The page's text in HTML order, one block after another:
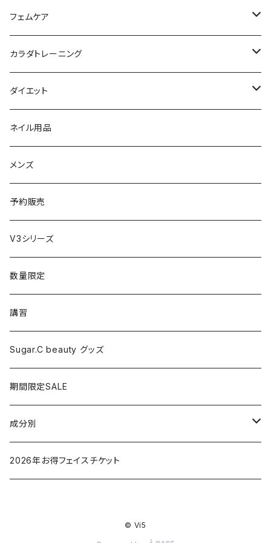
日焼け止め
パック
ボディ＆ハンドクリーム
セット販売
育毛
コーム
ヤーマン
ダイソン
リュミエリーナ
エレクトロン
ラディアント
コテ／アイロン
美顔器／スチーマー
シャワーヘッド
マッサージ
ドライヤー
脱毛器
クレイツ
サプリ・ハーブティー
【ギフトチケット】お店で使える
母の日ギフト
【ギフトチケット】オンラインサイトで使える
ギフトセット
フェムケア
洗う（フェミニンウォッシュ）
保湿（オイル・ミルク）
生理・ニオイ・ムレ ケア
インナーケア（乳酸菌・腸内環境サポート・更年期ケア）
カラダトレーニング
リラックスアイテム
ダイエット
サプリ
ドリンク
プロテイン
セット
グッズ
ネイル用品
メンズ
予約販売
V3シリーズ
数量限定
講習
Sugar.C beauty グッズ
期間限定SALE
成分別
ヒアルロン酸
2026年お得フェイスチケット
© Vi5